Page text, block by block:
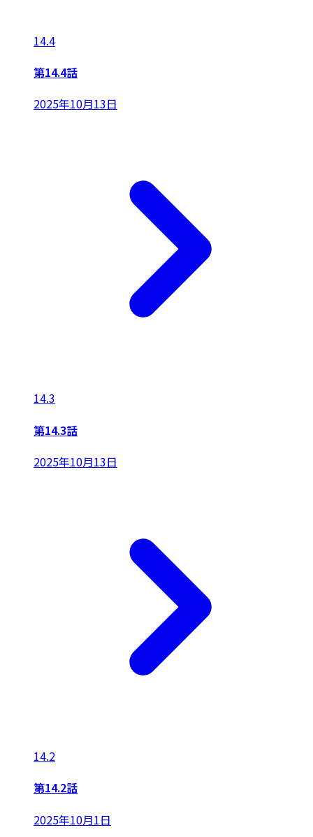
14.4
第14.4話
2025年10月13日
14.3
第14.3話
2025年10月13日
14.2
第14.2話
2025年10月1日